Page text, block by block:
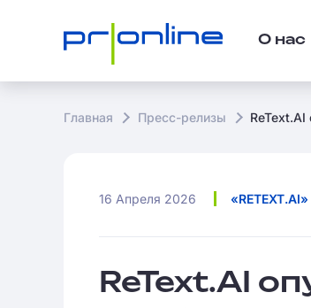
О нас
Главная Пресс-релизы
16 Апреля 2026 «RETEXT.AI»
ReText.AI